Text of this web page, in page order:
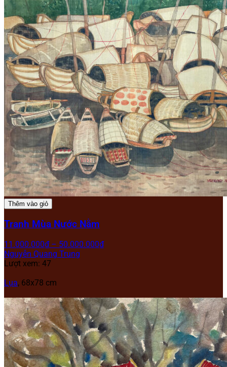
Thêm vào giỏ
Tranh Mùa Nước Nằm
11.000.000₫ – 50.000.000₫
Nguyễn Quang Trung
Lượt xem: 47
Lụa, 68x78 cm